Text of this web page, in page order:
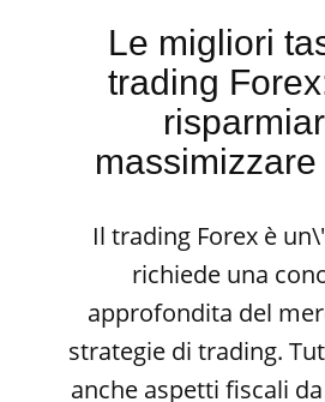
Le migliori
trading
Il trading Forex è
richiede una
approfondita del
strategie di trading.
anche aspetti fiscali